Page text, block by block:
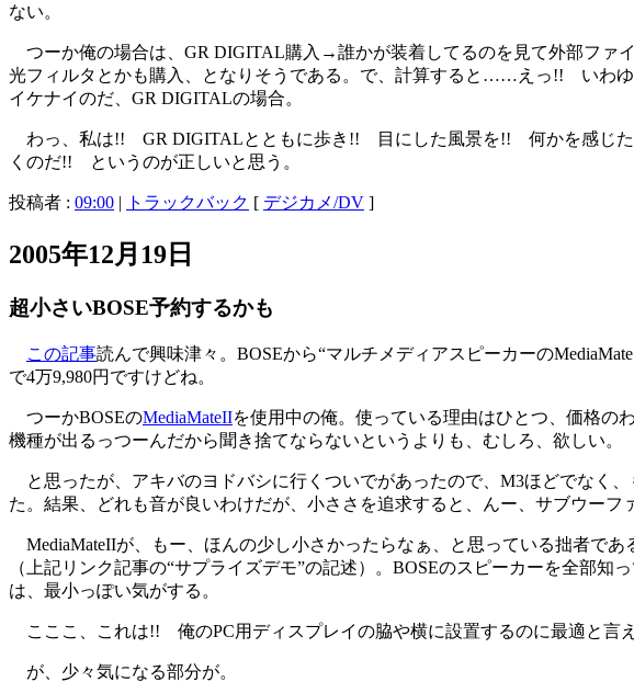
ない。
つーか俺の場合は、GR DIGITAL購入→誰かが装着してるのを見て外部ファ
光フィルタとかも購入、となりそうである。で、計算すると……えっ!! いわ
イケナイのだ、GR DIGITALの場合。
わっ、私は!! GR DIGITALとともに歩き!! 目にした風景を!! 何かを感じ
くのだ!! というのが正しいと思う。
投稿者 : 09:00 トラックバック [ デジカメ/DV ]
2005年12月19日
超小さいBOSE予約するかも
この記事読んで興味津々。BOSEから“マルチメディアスピーカーの
で4万9,980円ですけどね。
つーかBOSEのMediaMateIIを使用中の俺。使っている理由はひとつ、価格の
機種が出るっつーんだから聞き捨てならないというよりも、むしろ、欲しい。
と思ったが、アキバのヨドバシに行くついでがあったので、M3ほどでなく
た。結果、どれも音が良いわけだが、小ささを追求すると、んー、サブウーフ
MediaMateIIが、もー、ほんの少し小さかったらなぁ、と思っている拙者で
（上記リンク記事の“サプライズデモ”の記述）。BOSEのスピーカーを全部
は、最小っぽい気がする。
こここ、これは!! 俺のPC用ディスプレイの脇や横に設置するのに最適と
が、少々気になる部分が。